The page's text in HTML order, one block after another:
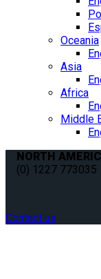
Oceania
Asia
Africa
Middle
NORTH
(0) 1227 773035
Contact us